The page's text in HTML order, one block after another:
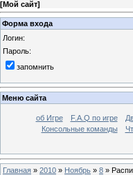
[Мой сайт]
Форма входа
Логин:
Пароль:
запомнить
Меню сайта
об Игре F.A.Q по игре
Консольные команды
Главная » 2010 » Ноябрь » 8 »